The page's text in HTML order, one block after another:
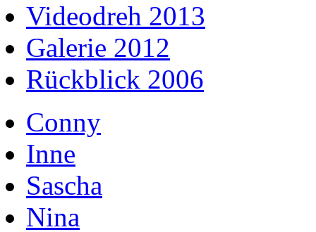
Videodreh 2013
Galerie 2012
Rückblick 2006
Conny
Inne
Sascha
Nina